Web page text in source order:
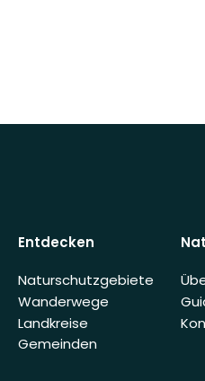
Entdecken
Naturschutzgebiete
Wanderwege
Landkreise
Gemeinden